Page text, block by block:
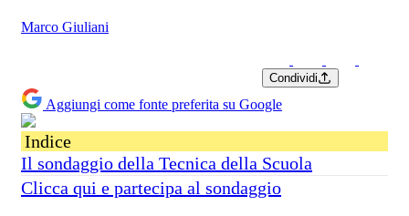
Marco Giuliani
Condividi
Aggiungi come fonte preferita su Google
Indice
Il sondaggio della Tecnica della Scuola
Clicca qui e partecipa al sondaggio